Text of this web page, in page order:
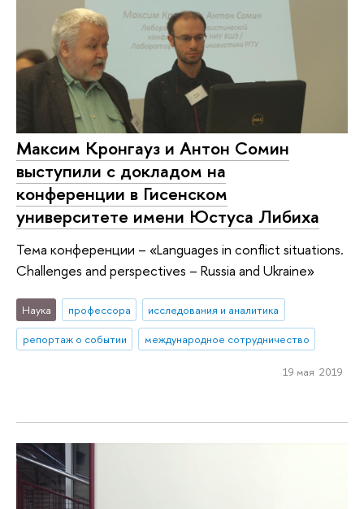
Максим Кронгауз и Антон Сомин
выступили с докладом на
конференции в Гисенском
университете имени Юстуса Либиха
Тема конференции – «Languages in conflict situations.
Challenges and perspectives – Russia and Ukraine»
Наука профессора
исследования и аналитика
репортаж о событии
международное сотрудничество
19 мая 2019